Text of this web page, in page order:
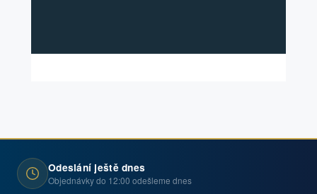
Odeslání ještě dnes
Objednávky do 12:00 odešleme dnes